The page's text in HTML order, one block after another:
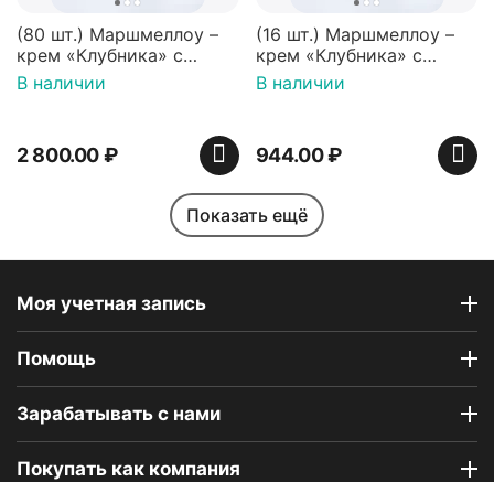
(80 шт.) Маршмеллоу –
крем «Клубника» с
палочками (ТМ
«Зефирный Лео»)
В наличии
2 800.00₽
(16 шт.) Маршмеллоу –
крем «Клубника» с
палочками (ТМ
«Зефирный Лео»)
В наличии
944.00₽
Индийская сладость
(Soan cake), 250 г
В наличии
Показать ещё
Моя учетная запись
Помощь
Зарабатывать с нами
Покупать как компания